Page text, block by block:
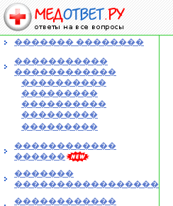
������� ��������
�����������
������������
����������
���������
����������
���������
���������
������������
������
�������
�����������������
������������